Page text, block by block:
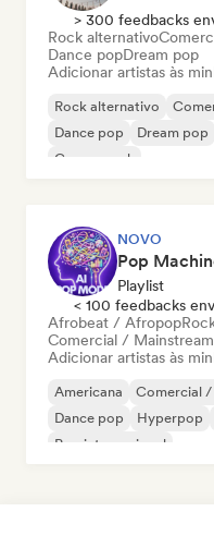
> 300 feedbacks
Rock alternativo
Dance popDream pop
Adicionar artistas às
Rock alternativo
Dance pop
Dream pop
Garage rock
NOVO
Playlist
< 100 feedbacks
Afrobeat / Afropop
Comercial / Mainstream
Adicionar artistas às
Americana Comercial
Dance pop
Hyperpop
Pop internacional